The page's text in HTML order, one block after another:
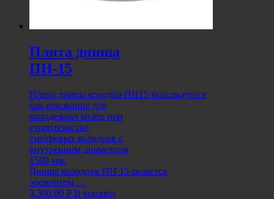
Плита днища
ПН-15
Плита днища колодца ПН15 используется
как основание для
колодезных колец при
строительстве
смотровых колодцев с
внутренним диаметром
1500 мм.
Днища колодцев ПН 15 является
элементом,…
3,300.00 Р В корзину